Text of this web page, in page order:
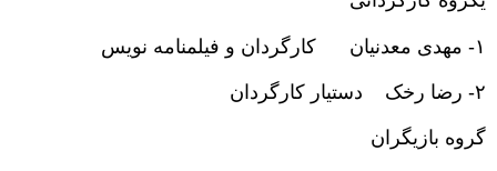
۱- مهدی معدنیان کارگردان و فیلمنامه نویس
۲- رضا رخک دستیار کارگردان
گروه بازیگران